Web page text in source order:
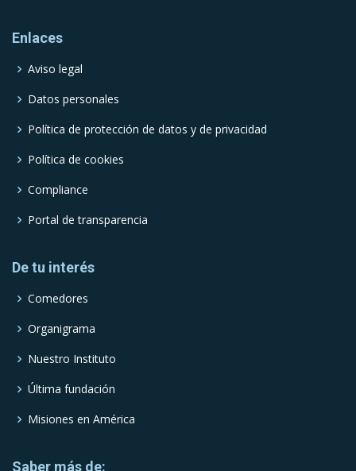
Enlaces
Aviso legal
Datos personales
Política de protección de datos y de privacidad
Política de cookies
Compliance
Portal de transparencia
De tu interés
Comedores
Organigrama
Nuestro Instituto
Última fundación
Misiones en América
Saber más de: